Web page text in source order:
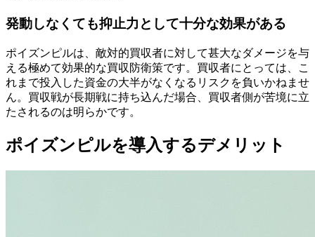
発動しなくても抑止力として十分な効果がある
ポイズンピルは、敵対的買収者に対して甚大なダメージを与
える極めて効果的な買収防衛策です。買収者にとっては、こ
れまで投入した資金の大半がなくなるリスクを負いかねませ
ん。買収戦が長期戦に持ち込んだ場合、買収者側が苦境に立
たされるのは明らかです。
ポイズンピルを導入するデメリット